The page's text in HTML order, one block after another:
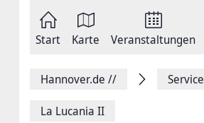
springen
Start Karte Veranstaltungen
FacebookHannover.de // Service
La Lucania II